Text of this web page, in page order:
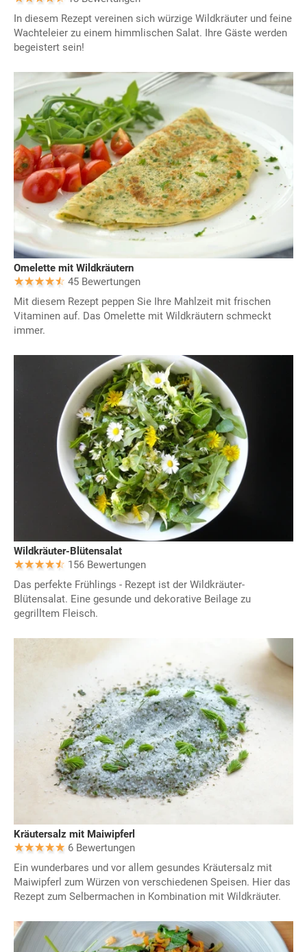
In diesem Rezept vereinen sich würzige Wildkräuter und feine
Wachteleier zu einem himmlischen Salat. Ihre Gäste werden
begeistert sein!
Omelette mit Wildkräutern
45 Bewertungen
Mit diesem Rezept peppen Sie Ihre Mahlzeit mit frischen
Vitaminen auf. Das Omelette mit Wildkräutern schmeckt
immer.
Wildkräuter-Blütensalat
156 Bewertungen
Das perfekte Frühlings - Rezept ist der Wildkräuter-
Blütensalat. Eine gesunde und dekorative Beilage zu
gegrilltem Fleisch.
Kräutersalz mit Maiwipferl
6 Bewertungen
Ein wunderbares und vor allem gesundes Kräutersalz mit
Maiwipferl zum Würzen von verschiedenen Speisen. Hier das
Rezept zum Selbermachen in Kombination mit Wildkräuter.